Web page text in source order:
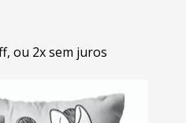
ou 2x sem juros